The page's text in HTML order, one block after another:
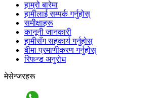
हाम्रो बारेमा
हामीलाई सम्पर्क गर्नुहोस्
समीक्षाहरू
कानूनी जानकारी
हामीसँग सहकार्य गर्नुहोस्
बीमा प्रमाणीकरण गर्नुहोस्
रिफन्ड अनुरोध
मेसेन्जरहरू